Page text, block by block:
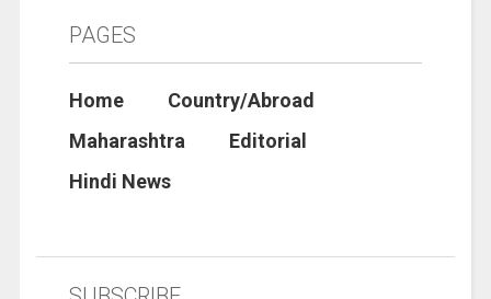
PAGES
Home
Country/Abroad
Maharashtra
Editorial
Hindi News